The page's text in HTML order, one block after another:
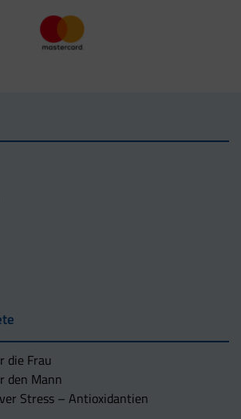
die Frau
den Mann
Stress – Antioxidantien